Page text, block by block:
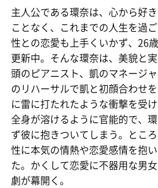
主人公である環奈は、心から好
ことなく、これまでの人生を過
性との恋愛も上手くいかず、26
更新中。そんな環奈は、美貌と
頭のピアニスト、凱のマネージ
のリハーサルで凱と初顔合わせ
に雷に打たれたような衝撃を受
全身が溶けるように官能的で、
ず彼に抱きついてしまう。とこ
性に本気の情熱や恋愛感情を抱
た。かくして恋愛に不器用な男
劇が幕開く。